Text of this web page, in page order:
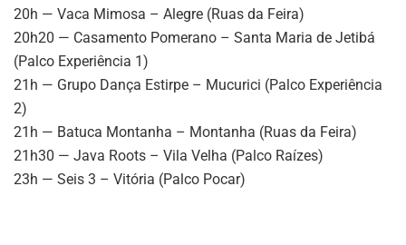
20h — Vaca Mimosa – Alegre (Ruas da Feira)
20h20 — Casamento Pomerano – Santa Maria de Jetibá
(Palco Experiência 1)
21h — Grupo Dança Estirpe – Mucurici (Palco Experiência
2)
21h — Batuca Montanha – Montanha (Ruas da Feira)
21h30 — Java Roots – Vila Velha (Palco Raízes)
23h — Seis 3 – Vitória (Palco Pocar)